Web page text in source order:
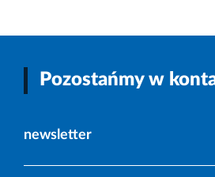
Pozostańmy w
newsletter